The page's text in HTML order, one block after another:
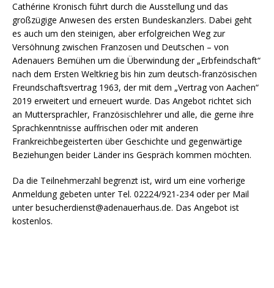
Cathérine Kronisch führt durch die Ausstellung und das
großzügige Anwesen des ersten Bundeskanzlers. Dabei geht
es auch um den steinigen, aber erfolgreichen Weg zur
Versöhnung zwischen Franzosen und Deutschen – von
Adenauers Bemühen um die Überwindung der „Erbfeindschaft“
nach dem Ersten Weltkrieg bis hin zum deutsch-französischen
Freundschaftsvertrag 1963, der mit dem „Vertrag von Aachen“
2019 erweitert und erneuert wurde. Das Angebot richtet sich
an Muttersprachler, Französischlehrer und alle, die gerne ihre
Sprachkenntnisse auffrischen oder mit anderen
Frankreichbegeisterten über Geschichte und gegenwärtige
Beziehungen beider Länder ins Gespräch kommen möchten.
Da die Teilnehmerzahl begrenzt ist, wird um eine vorherige
Anmeldung gebeten unter Tel. 02224/921-234 oder per Mail
unter besucherdienst@adenauerhaus.de. Das Angebot ist
kostenlos.